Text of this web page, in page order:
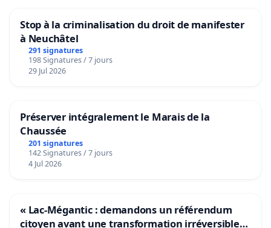
Stop à la criminalisation du droit de manifester
à Neuchâtel
291 signatures
198 Signatures / 7 jours
29 Jul 2026
Préserver intégralement le Marais de la
Chaussée
201 signatures
142 Signatures / 7 jours
4 Jul 2026
« Lac-Mégantic : demandons un référendum
citoyen avant une transformation irréversible